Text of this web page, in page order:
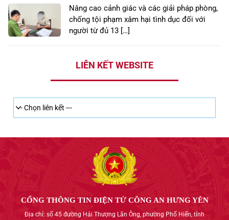
Nâng cao cảnh giác và các giải pháp phòng,
chống tội phạm xâm hại tình dục đối với
người từ đủ 13 […]
LIÊN KẾT WEBSITE
CỔNG THÔNG TIN ĐIỆN TỬ CÔNG AN HƯNG YÊN
Địa chỉ: số 45 đường Hải Thượng Lãn Ông, phường Phố Hiến, tỉnh